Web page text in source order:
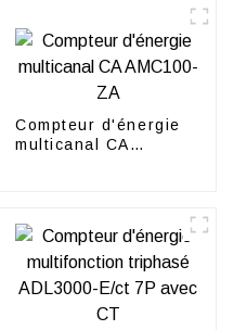
Compteur d'énergie
multicanal CA